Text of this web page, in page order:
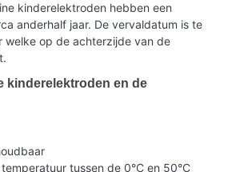
kinderelektroden hebben een
anderhalf jaar. De vervaldatum is te
welke op de achterzijde van de
kinderelektroden en de
tussen de 0°C en 50°C